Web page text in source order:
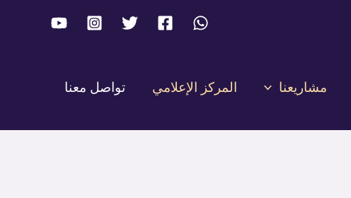
مشاريعنا المركز الإعلامي تواصل معنا